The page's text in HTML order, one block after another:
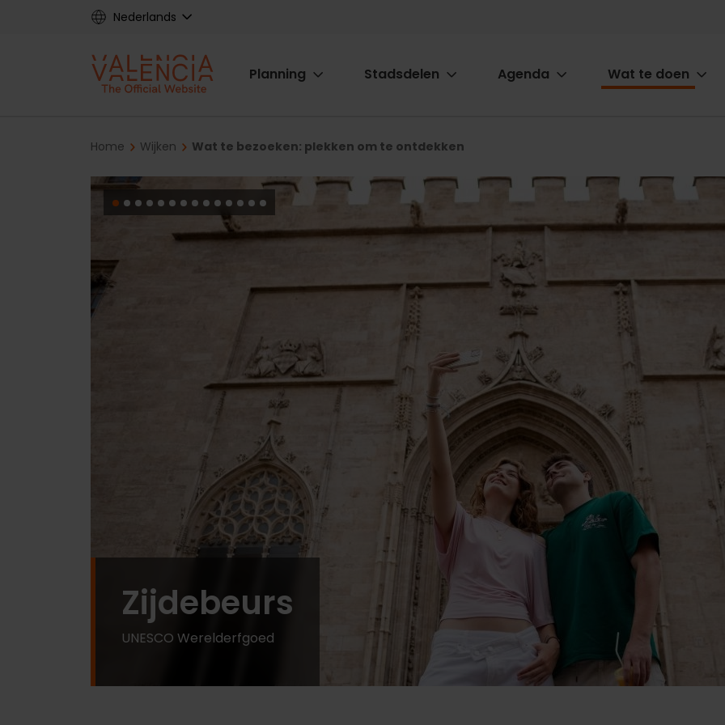
Nederlands
Main
Planning Stadsdelen Agenda Wat te doen
Breadcrumb
Home Wijken Wat te bezoeken: plekken om te ontdekken
Zijdebeurs
UNESCO Werelderfgoed